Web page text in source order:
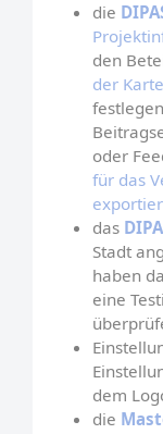
die
den
der
oder
für das
das
Stadt
haben
eine
dem
die